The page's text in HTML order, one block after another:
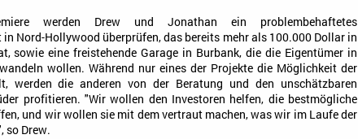
werden Drew und Jonathan ein problembehaftetes
in Nord-Hollywood überprüfen, das bereits mehr als 100.000 Dollar in
sowie eine freistehende Garage in Burbank, die die Eigentümer in
wollen. Während nur eines der Projekte die Möglichkeit der
werden die anderen von der Beratung und den unschätzbaren
profitieren. "Wir wollen den Investoren helfen, die bestmögliche
und wir wollen sie mit dem vertraut machen, was wir im Laufe der
so Drew.